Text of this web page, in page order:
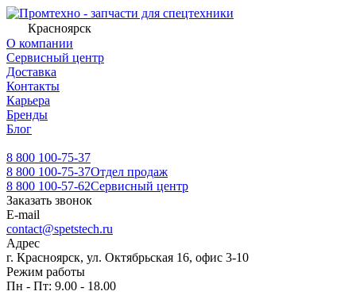
Красноярск
О компании
Сервисный центр
Доставка
Контакты
Карьера
Бренды
Блог
8 800 100-75-37
8 800 100-75-37Отдел продаж
8 800 100-57-62Сервисный центр
Заказать звонок
E-mail
contact@spetstech.ru
Адрес
г. Красноярск, ул. Октябрьская 16, офис 3-10
Режим работы
Пн - Пт: 9.00 - 18.00